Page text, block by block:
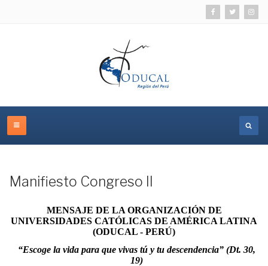
Manifiesto Congreso II
MENSAJE DE LA ORGANIZACIÓN DE
UNIVERSIDADES CATÓLICAS DE AMÉRICA LATINA
(ODUCAL - PERÚ)
“Escoge la vida para que vivas tú y tu descendencia” (Dt. 30,
19)